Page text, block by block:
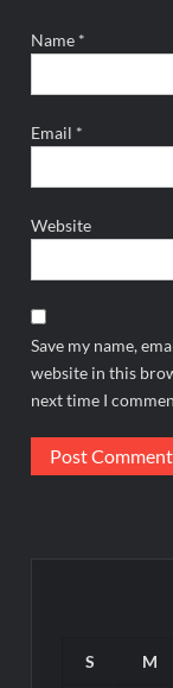
Name *
Email *
Website
Save my name,
website in this
next time I
S M